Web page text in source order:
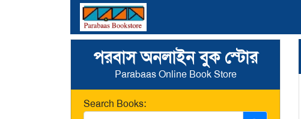
পরবাস অনলাইন বুক স্টোর
Parabaas Online Book Store
Search Books: